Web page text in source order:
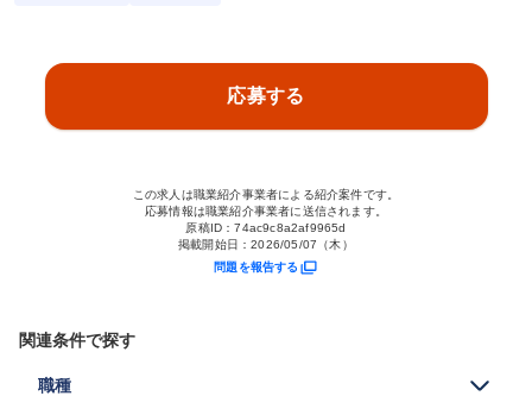
応募する
この求人は職業紹介事業者による紹介案件です。
応募情報は職業紹介事業者に送信されます。
原稿ID：74ac9c8a2af9965d
掲載開始日：2026/05/07（木）
問題を報告する
関連条件で探す
職種